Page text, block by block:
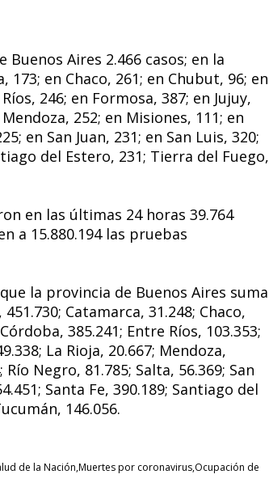
Aires 2.466 casos; en la
173; en Chaco, 261; en Chubut, 96; en
246; en Formosa, 387; en Jujuy,
252; en Misiones, 111; en
en San Juan, 231; en San Luis, 320;
del Estero, 231; Tierra del Fuego,
en las últimas 24 horas 39.764
a 15.880.194 las pruebas
la provincia de Buenos Aires suma
Catamarca, 31.248; Chaco,
385.241; Entre Ríos, 103.353;
La Rioja, 20.667; Mendoza,
Negro, 81.785; Salta, 56.369; San
Santa Fe, 390.189; Santiago del
146.056.
de la Nación Muertes por coronavirusOcupación de